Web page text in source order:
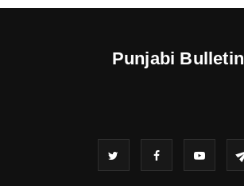
Punjabi Bulletin